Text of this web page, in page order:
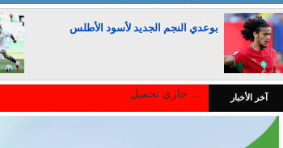
بوعدي النجم الجديد لأسود الأطلس
المغرب يجذب كبار المستثمرين آخر الأخبار